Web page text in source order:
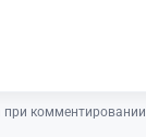
комментировании